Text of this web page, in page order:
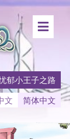
郁小王子之路
文 简体中文